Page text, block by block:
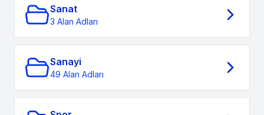
Sanat
3 Alan Adları
Sanayi
49 Alan Adları